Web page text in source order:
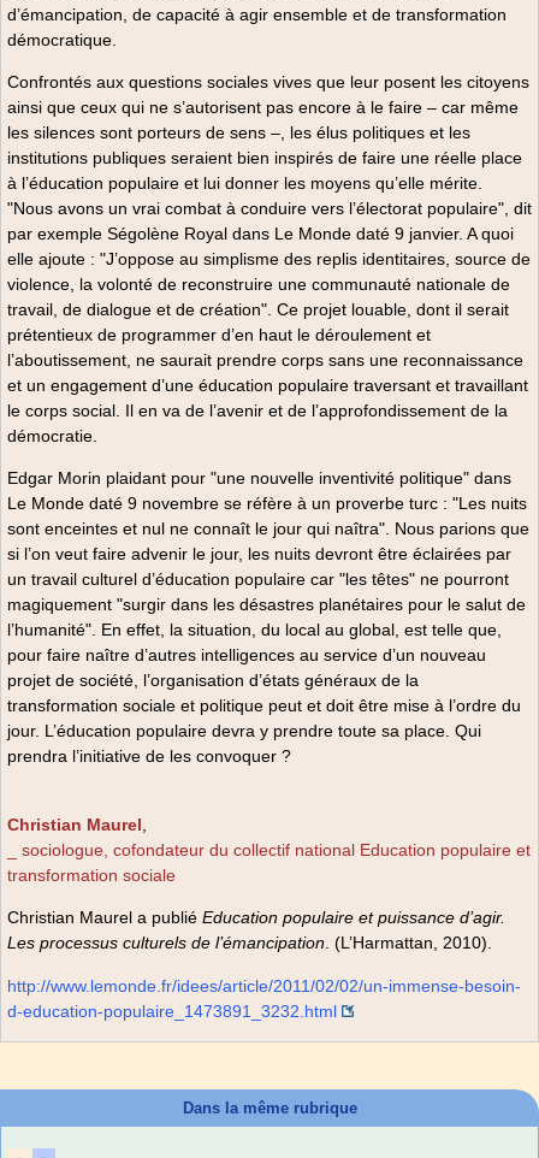
d’émancipation, de capacité à agir ensemble et de transformation
démocratique.
Confrontés aux questions sociales vives que leur posent les citoyens
ainsi que ceux qui ne s’autorisent pas encore à le faire – car même
les silences sont porteurs de sens –, les élus politiques et les
institutions publiques seraient bien inspirés de faire une réelle place
à l’éducation populaire et lui donner les moyens qu’elle mérite.
"Nous avons un vrai combat à conduire vers l’électorat populaire", dit
par exemple Ségolène Royal dans Le Monde daté 9 janvier. A quoi
elle ajoute : "J’oppose au simplisme des replis identitaires, source de
violence, la volonté de reconstruire une communauté nationale de
travail, de dialogue et de création". Ce projet louable, dont il serait
prétentieux de programmer d’en haut le déroulement et
l’aboutissement, ne saurait prendre corps sans une reconnaissance
et un engagement d’une éducation populaire traversant et travaillant
le corps social. Il en va de l’avenir et de l’approfondissement de la
démocratie.
Edgar Morin plaidant pour "une nouvelle inventivité politique" dans
Le Monde daté 9 novembre se réfère à un proverbe turc : "Les nuits
sont enceintes et nul ne connaît le jour qui naîtra". Nous parions que
si l’on veut faire advenir le jour, les nuits devront être éclairées par
un travail culturel d’éducation populaire car "les têtes" ne pourront
magiquement "surgir dans les désastres planétaires pour le salut de
l’humanité". En effet, la situation, du local au global, est telle que,
pour faire naître d’autres intelligences au service d’un nouveau
projet de société, l’organisation d’états généraux de la
transformation sociale et politique peut et doit être mise à l’ordre du
jour. L’éducation populaire devra y prendre toute sa place. Qui
prendra l’initiative de les convoquer ?
Christian Maurel
_ sociologue, cofondateur du collectif national Education populaire et
transformation sociale
Christian Maurel a publié Education populaire et puissance d’agir.
Les processus culturels de l’émancipation. (L’Harmattan, 2010).
http://www.lemonde.fr/idees/article/2011/02/02/un-immense-besoin-
d-education-populaire_1473891_3232.html
Dans la même rubrique